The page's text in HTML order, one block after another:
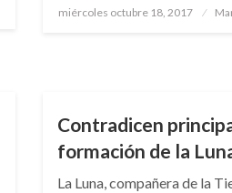
Publicado
miércoles octubre 18, 2017
Contradicen
formación de la
La Luna, compañera de la